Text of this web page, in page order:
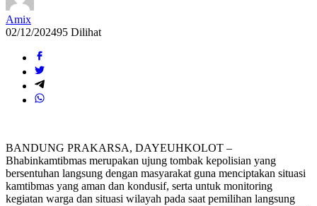
Amix
02/12/202495 Dilihat
BANDUNG PRAKARSA, DAYEUHKOLOT –
Bhabinkamtibmas merupakan ujung tombak kepolisian yang
bersentuhan langsung dengan masyarakat guna menciptakan situasi
kamtibmas yang aman dan kondusif, serta untuk monitoring
kegiatan warga dan situasi wilayah pada saat pemilihan langsung